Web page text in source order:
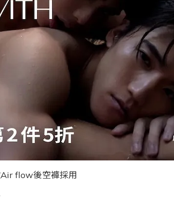
flow後空褲採用